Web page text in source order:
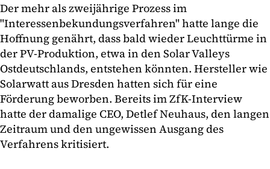
Der mehr als zweijährige Prozess im
"Interessenbekundungsverfahren" hatte lange die
Hoffnung genährt, dass bald wieder Leuchttürme in
der PV-Produktion, etwa in den Solar Valleys
Ostdeutschlands, entstehen könnten. Hersteller wie
Solarwatt aus Dresden hatten sich für eine
Förderung beworben. Bereits im ZfK-Interview
hatte der damalige CEO, Detlef Neuhaus, den langen
Zeitraum und den ungewissen Ausgang des
Verfahrens kritisiert.